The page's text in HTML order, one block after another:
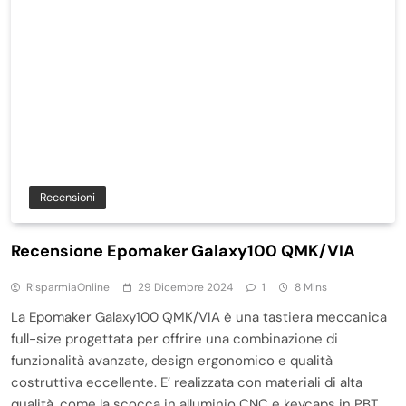
Recensioni
Recensione Epomaker Galaxy100 QMK/VIA
RisparmiaOnline 29 Dicembre 2024 1 8 Mins
La Epomaker Galaxy100 QMK/VIA è una tastiera meccanica
full-size progettata per offrire una combinazione di
funzionalità avanzate, design ergonomico e qualità
costruttiva eccellente. E’ realizzata con materiali di alta